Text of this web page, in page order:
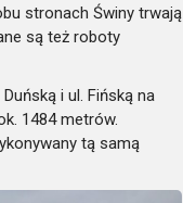
stronach Świny trwają
są też roboty
i ul. Fińską na
1484 metrów.
tą samą